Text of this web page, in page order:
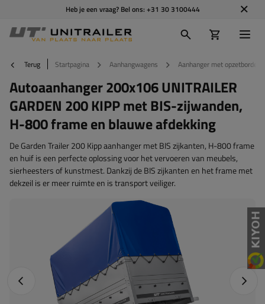
Heb je een vraag? Bel ons: +31 30 3100444
Terug Startpagina Aanhangwagens Aanhanger met opzetborden
Autoaanhanger 200x106 UNITRAILER
GARDEN 200 KIPP met BIS-zijwanden,
H-800 frame en blauwe afdekking
De Garden Trailer 200 Kipp aanhanger met BIS zijkanten, H-800 frame
en huif is een perfecte oplossing voor het vervoeren van meubels,
sierheesters of kunstmest. Dankzij de BIS zijkanten en het frame met
dekzeil is er meer ruimte en is transport veiliger.
Vorige foto